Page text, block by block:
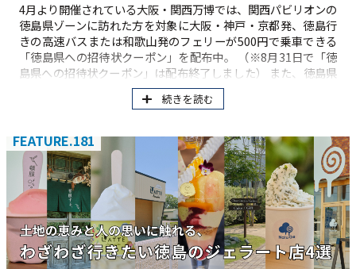
4月より開催されている大阪・関西万博では、関西パビリオンの
徳島県ゾーンに訪れた方を対象に大阪・神戸・京都発、徳島行
きの高速バスまたは和歌山発のフェリーが500円で乗車できる
「徳島県への招待状クーポン」を配布中。 （※8月31日で「徳
島県への招待状クーポン」は配布終了しました） また、徳島県
ゾーンでゲットできるクーポンはこれだけではありません！
イーストとくしま観光推進機構では、徳島に来た方が便利に移
ン」クーポンも同ブースにて配布中です。このクーポンで、徳
島市交通局や徳島バス株式会社の路線バス一日乗車券（通常
1,500円）が500円で購入可能に！ 両クーポンを使えば、徳島ま
で来て、徳島東部での移動が合計1,000円で完結！ 今回は、こ
の2つのクーポンを使って楽しめる、今行きたい「徳島の王道&
地元の人に人気のトレンドスポット」をめぐる、公共交通機関
だけで行ける2コースをご紹介。
続きを読む
FEATURE.181